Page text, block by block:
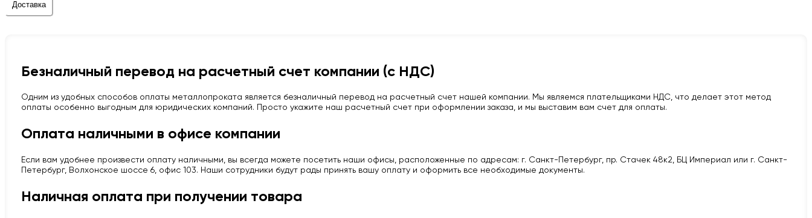
Доставка
Безналичный перевод на расчетный счет компании (с НДС)
Одним из удобных способов оплаты металлопроката является безналичный перевод на расчетный счет нашей компании. Мы являемся плательщиками НДС, что делает этот метод
оплаты особенно выгодным для юридических компаний. Просто укажите наш расчетный счет при оформлении заказа, и мы выставим вам счет для оплаты.
Оплата наличными в офисе компании
Если вам удобнее произвести оплату наличными, вы всегда можете посетить наши офисы, расположенные по адресам: г. Санкт-Петербург, пр. Стачек 48к2, БЦ Империал или г. Санкт-
Петербург, Волхонское шоссе 6, офис 103. Наши сотрудники будут рады принять вашу оплату и оформить все необходимые документы.
Наличная оплата при получении товара